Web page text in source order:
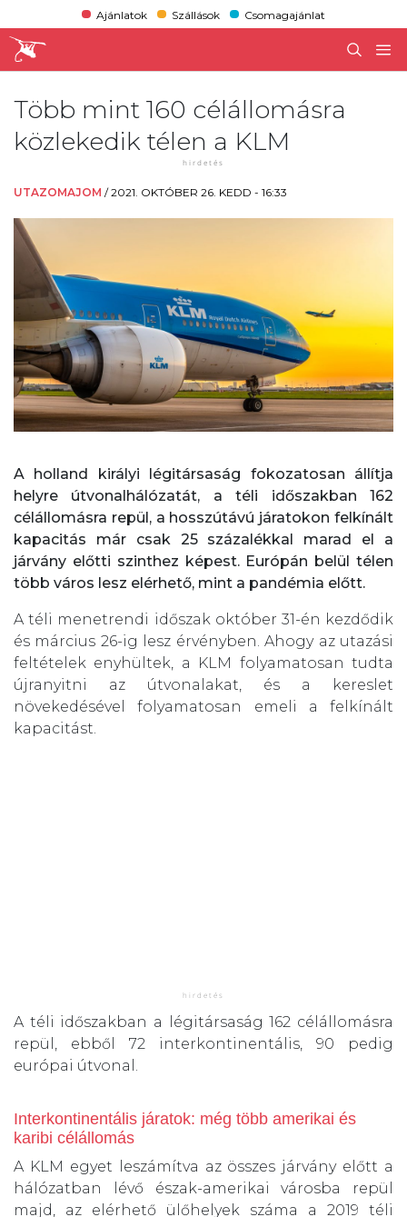
Ajánlatok Szállások Csomagajánlat
Több mint 160 célállomásra
közlekedik télen a KLM
UTAZOMAJOM /2021. OKTÓBER 26. KEDD - 16:33
A holland királyi légitársaság fokozatosan állítja
helyre útvonalhálózatát, a téli időszakban 162
célállomásra repül, a hosszútávú járatokon felkínált
kapacitás már csak 25 százalékkal marad el a
járvány előtti szinthez képest. Európán belül télen
több város lesz elérhető, mint a pandémia előtt.
A téli menetrendi időszak október 31-én kezdődik
és március 26-ig lesz érvényben. Ahogy az utazási
feltételek enyhültek, a KLM folyamatosan tudta
újranyitni az útvonalakat, és a kereslet
növekedésével folyamatosan emeli a felkínált
kapacitást.
A téli időszakban a légitársaság 162 célállomásra
repül, ebből 72 interkontinentális, 90 pedig
európai útvonal.
Interkontinentális járatok: még több amerikai és
karibi célállomás
A KLM egyet leszámítva az összes járvány előtt a
hálózatban lévő észak-amerikai városba repül
majd, az elérhető ülőhelyek száma a 2019 téli